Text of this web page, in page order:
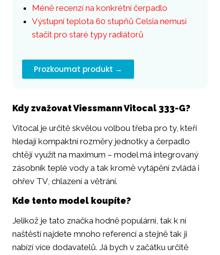
Méně recenzí na konkrétní čerpadlo
Výstupní teplota 60 stupňů Celsia nemusí
stačit pro staré typy radiátorů
Prozkoumat produkt →
Kdy zvažovat Viessmann Vitocal 333-G?
Vitocal je určitě skvělou volbou třeba pro ty, kteří
hledají kompaktní rozměry jednotky a čerpadlo
chtějí využít na maximum – model má integrovaný
zásobník teplé vody a tak kromě vytápění zvládá i
ohřev TV, chlazení a větrání.
Kde tento model koupíte?
Jelikož je tato značka hodně populární, tak k ní
naštěstí najdete mnoho referencí a stejně tak ji
nabízí více dodavatelů. Já bych v začátku určitě